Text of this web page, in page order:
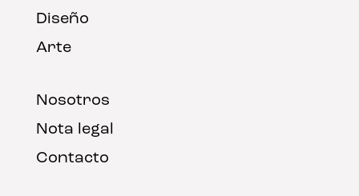
Diseño
Arte
Nosotros
Nota legal
Contacto